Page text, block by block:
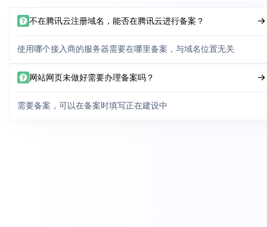
不在腾讯云注册域名，能否在腾讯云进行备案？
使用哪个接入商的服务器需要在哪里备案，与域名位置无关
网站网页未做好需要办理备案吗？
需要备案，可以在备案时填写正在建设中